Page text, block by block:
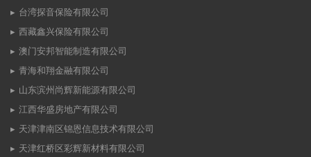
台湾探音保险有限公司
西藏鑫兴保险有限公司
澳门安邦智能制造有限公司
青海和翔金融有限公司
山东滨州尚辉新能源有限公司
江西华盛房地产有限公司
天津津南区锦恩信息技术有限公司
天津红桥区彩辉新材料有限公司